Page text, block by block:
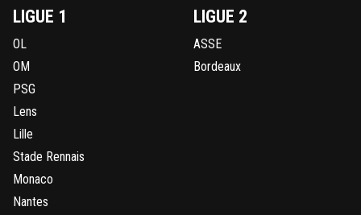
LIGUE 1
OL
OM
PSG
Lens
Lille
Stade Rennais
Monaco
Nantes
LIGUE 2
ASSE
Bordeaux